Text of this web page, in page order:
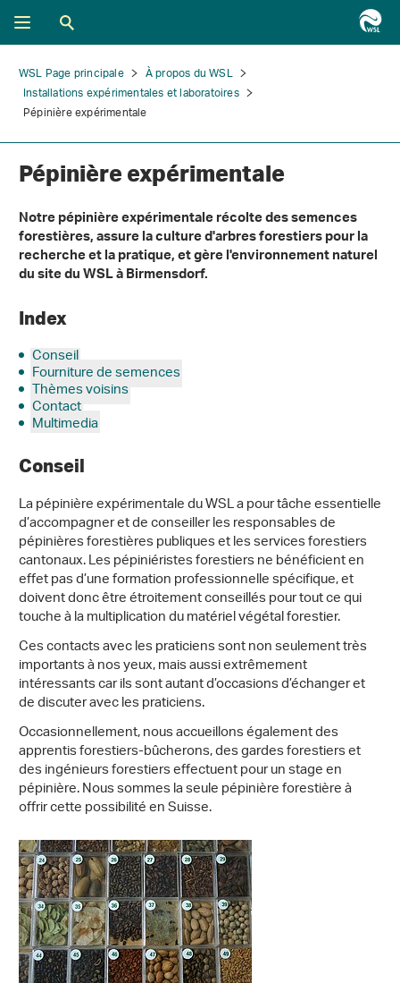
WSL Page principale
À propos du WSL
Installations expérimentales et laboratoires
Pépinière expérimentale
Pépinière expérimentale
Notre pépinière expérimentale récolte des semences
forestières, assure la culture d'arbres forestiers pour la
recherche et la pratique, et gère l'environnement naturel
du site du WSL à Birmensdorf.
Index
Conseil
Fourniture de semences
Thèmes voisins
Contact
Multimedia
Conseil
La pépinière expérimentale du WSL a pour tâche essentielle
d’accompagner et de conseiller les responsables de
pépinières forestières publiques et les services forestiers
cantonaux. Les pépiniéristes forestiers ne bénéficient en
effet pas d’une formation professionnelle spécifique, et
doivent donc être étroitement conseillés pour tout ce qui
touche à la multiplication du matériel végétal forestier.
Ces contacts avec les praticiens sont non seulement très
importants à nos yeux, mais aussi extrêmement
intéressants car ils sont autant d’occasions d’échanger et
de discuter avec les praticiens.
Occasionnellement, nous accueillons également des
apprentis forestiers-bûcherons, des gardes forestiers et
des ingénieurs forestiers effectuent pour un stage en
pépinière. Nous sommes la seule pépinière forestière à
offrir cette possibilité en Suisse.